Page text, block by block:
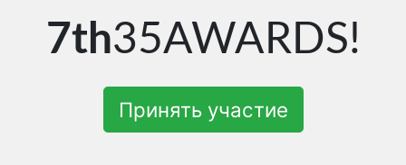
7th35AWARDS!
Принять участие